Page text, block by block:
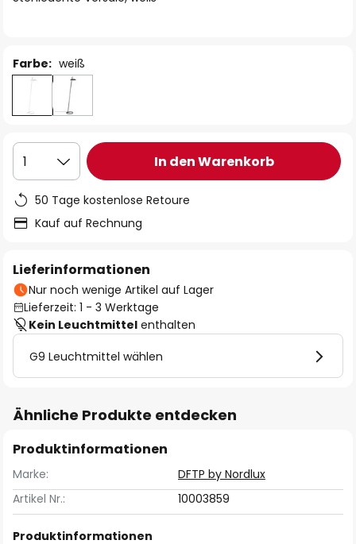
Farbe: weiß
1 In den Warenkorb
50 Tage kostenlose Retoure
Kauf auf Rechnung
Lieferinformationen
Nur noch wenige Artikel auf Lager
Lieferzeit: 1 - 3 Werktage
Kein Leuchtmittel enthalten
G9 Leuchtmittel wählen
Ähnliche Produkte entdecken
Produktinformationen
Marke:
DFTP by Nordlux
Artikel Nr.:
10003859
Produktinformationen